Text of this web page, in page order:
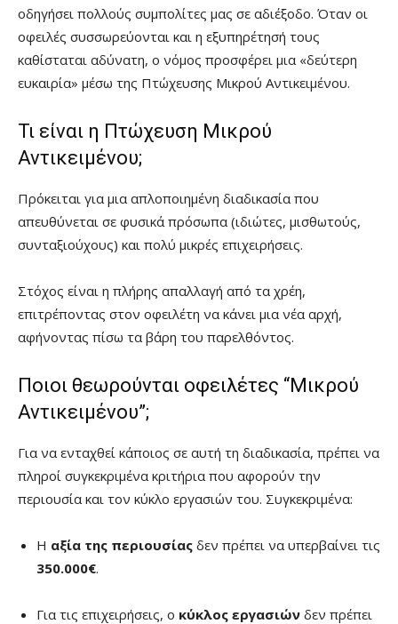
οδηγήσει πολλούς συμπολίτες μας σε αδιέξοδο. Όταν οι
οφειλές συσσωρεύονται και η εξυπηρέτησή τους
καθίσταται αδύνατη, ο νόμος προσφέρει μια «δεύτερη
ευκαιρία» μέσω της Πτώχευσης Μικρού Αντικειμένου.
Τι είναι η Πτώχευση Μικρού
Αντικειμένου;
Πρόκειται για μια απλοποιημένη διαδικασία που
απευθύνεται σε φυσικά πρόσωπα (ιδιώτες, μισθωτούς,
συνταξιούχους) και πολύ μικρές επιχειρήσεις.
Στόχος είναι η πλήρης απαλλαγή από τα χρέη,
επιτρέποντας στον οφειλέτη να κάνει μια νέα αρχή,
αφήνοντας πίσω τα βάρη του παρελθόντος.
Ποιοι θεωρούνται οφειλέτες “Μικρού
Αντικειμένου”;
Για να ενταχθεί κάποιος σε αυτή τη διαδικασία, πρέπει να
πληροί συγκεκριμένα κριτήρια που αφορούν την
περιουσία και τον κύκλο εργασιών του. Συγκεκριμένα:
Η αξία της περιουσίας δεν πρέπει να υπερβαίνει τις
350.000€.
Για τις επιχειρήσεις, ο κύκλος εργασιών δεν πρέπει